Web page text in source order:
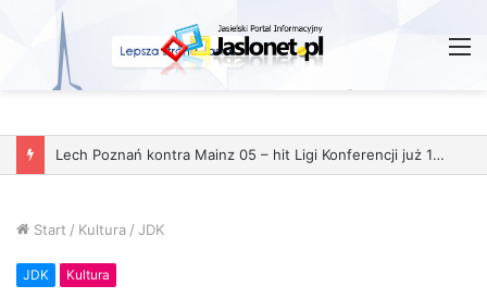
Lech Poznań kontra Mainz 05 – hit Ligi Konferencji już 11 grudnia
Start / Kultura / JDK
JDK Kultura